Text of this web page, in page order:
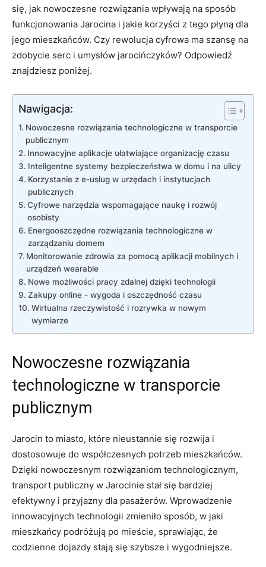
‍się, jak ⁤nowoczesne‌ rozwiązania wpływają na⁣ sposób⁢
funkcjonowania Jarocina i jakie korzyści ⁢z tego​ płyną⁣ dla
⁢jego mieszkańców. Czy rewolucja cyfrowa ma⁢ szansę na
zdobycie serc⁤ i umysłów jarocińczyków? ‍Odpowiedź
znajdziesz poniżej.
Nawigacja:
Nowoczesne rozwiązania technologiczne w transporcie
publicznym
Innowacyjne aplikacje ułatwiające organizację czasu
Inteligentne systemy bezpieczeństwa w domu⁣ i na​ ulicy
Korzystanie z e-usług w urzędach i instytucjach
publicznych
Cyfrowe narzędzia wspomagające naukę i rozwój ​
osobisty
Energooszczędne rozwiązania‌ technologiczne w
zarządzaniu domem
Monitorowanie zdrowia‌ za pomocą‍ aplikacji mobilnych i
urządzeń wearable
Nowe możliwości⁢ pracy‍ zdalnej dzięki​ technologii
Zakupy online -‍ wygoda‌ i oszczędność czasu
Wirtualna rzeczywistość ⁣i ‌rozrywka w nowym
‍wymiarze
Nowoczesne rozwiązania
technologiczne w transporcie
publicznym
Jarocin to miasto, które nieustannie się rozwija i
dostosowuje do współczesnych potrzeb mieszkańców.
Dzięki nowoczesnym rozwiązaniom technologicznym,
transport publiczny w‍ Jarocinie ⁤stał się bardziej
efektywny i przyjazny dla pasażerów. Wprowadzenie
innowacyjnych technologii zmieniło sposób, w⁤ jaki
mieszkańcy podróżują po mieście,⁤ sprawiając, że
codzienne dojazdy stają​ się⁢ szybsze i wygodniejsze.